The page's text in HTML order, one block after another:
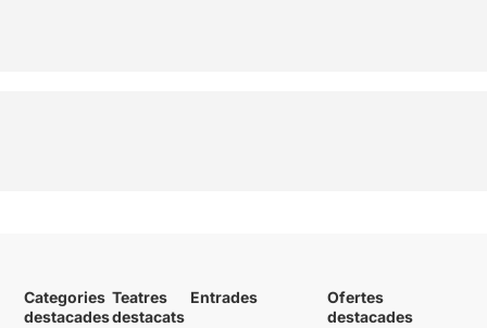
Categories
destacades
Teatres
destacats
Entrades
Ofertes
destacades